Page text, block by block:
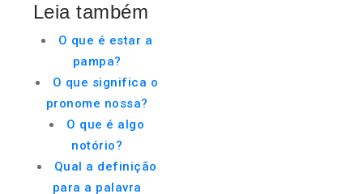
Leia também
O que é estar a
pampa?
O que significa o
pronome nossa?
O que é algo
notório?
Qual a definição
para a palavra